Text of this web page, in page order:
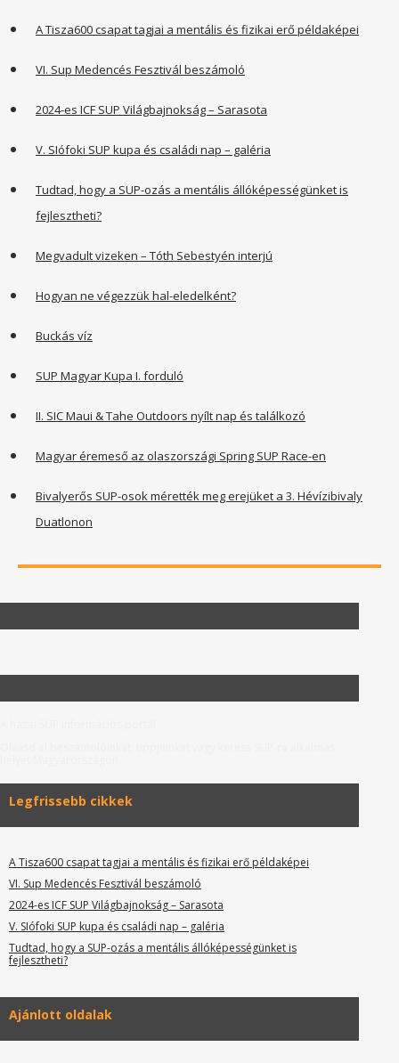
A Tisza600 csapat tagjai a mentális és fizikai erő példaképei
VI. Sup Medencés Fesztivál beszámoló
2024-es ICF SUP Világbajnokság – Sarasota
V. SIófoki SUP kupa és családi nap – galéria
Tudtad, hogy a SUP-ozás a mentális állóképességünket is
fejlesztheti?
Megvadult vizeken – Tóth Sebestyén interjú
Hogyan ne végezzük hal-eledelként?
Buckás víz
SUP Magyar Kupa I. forduló
II. SIC Maui & Tahe Outdoors nyílt nap és találkozó
Magyar éremeső az olaszországi Spring SUP Race-en
Bivalyerős SUP-osok mérették meg erejüket a 3. Hévízibivaly
Duatlonon
Legfrissebb cikkek
A Tisza600 csapat tagjai a mentális és fizikai erő példaképei
VI. Sup Medencés Fesztivál beszámoló
2024-es ICF SUP Világbajnokság – Sarasota
V. SIófoki SUP kupa és családi nap – galéria
Tudtad, hogy a SUP-ozás a mentális állóképességünket is
fejlesztheti?
Ajánlott oldalak